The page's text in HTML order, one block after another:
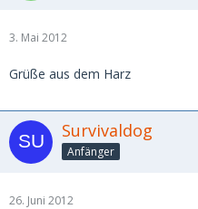
3. Mai 2012
Grüße aus dem Harz
Survivaldog
Anfänger
26. Juni 2012